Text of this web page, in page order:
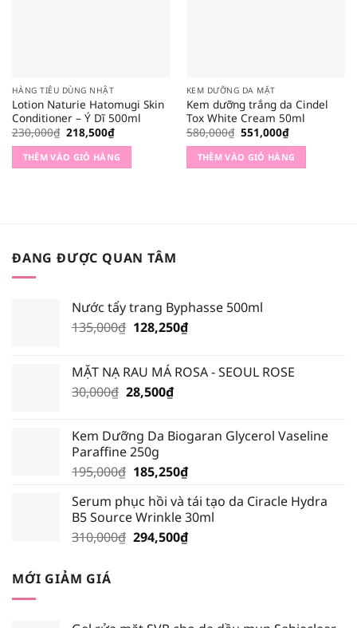
HÀNG TIÊU DÙNG NHẬT
Lotion Naturie Hatomugi Skin
Conditioner – Ý Dĩ 500ml
230,000₫ Giá
gốc
là:
230,000₫.
218,500₫Giá
hiện
tại
là:
218,500₫.
THÊM VÀO GIỎ HÀNG
KEM DƯỠNG DA MẶT
Kem dưỡng trắng da Cindel
Tox White Cream 50ml
580,000₫ Giá
gốc
là:
580,000₫.
551,000₫Giá
hiện
tại
là:
551,000₫.
THÊM VÀO GIỎ HÀNG
ĐANG ĐƯỢC QUAN TÂM
Nước tẩy trang Byphasse 500ml
135,000₫ Giá
135,000₫.
128,250₫Giá
là:
MẶT NẠ RAU MÁ ROSA - SEOUL ROSE
30,000₫ Giá
30,000₫.
28,500₫Giá
là:
Kem Dưỡng Da Biogaran Glycerol Vaseline
Paraffine 250g
195,000₫ Giá
là:
195,000₫.
185,250₫Giá
tại
là:
185,250₫.
Serum phục hồi và tái tạo da Ciracle Hydra
B5 Source Wrinkle 30ml
310,000₫ Giá
294,500₫Giá
MỚI GIẢM GIÁ